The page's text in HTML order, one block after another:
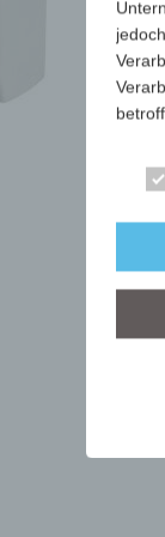
Die
stets
mit
Wir
der